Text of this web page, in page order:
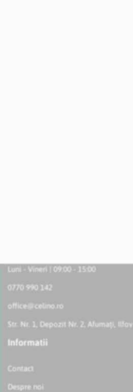
Luni - Vineri | 09:00 - 15:00
0770 990 142
office@celino.ro
Str. Nr. 1, Depozit Nr. 2, Afumați, Ilfov
Informatii
Contact
Despre noi